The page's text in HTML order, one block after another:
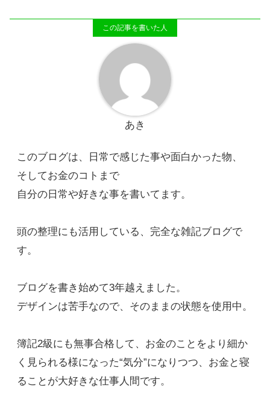
あき
このブログは、日常で感じた事や面白かった物、
そしてお金のコトまで
自分の日常や好きな事を書いてます。
頭の整理にも活用している、完全な雑記ブログで
す。
ブログを書き始めて3年越えました。
デザインは苦手なので、そのままの状態を使用中。
簿記2級にも無事合格して、お金のことをより細か
く見られる様になった“気分”になりつつ、お金と寝
ることが大好きな仕事人間です。